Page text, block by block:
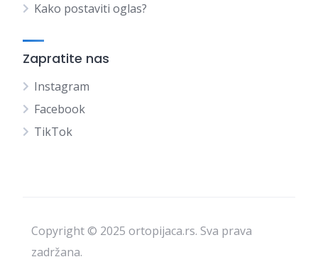
Kako postaviti oglas?
Zapratite nas
Instagram
Facebook
TikTok
Copyright © 2025 ortopijaca.rs. Sva prava
zadržana.